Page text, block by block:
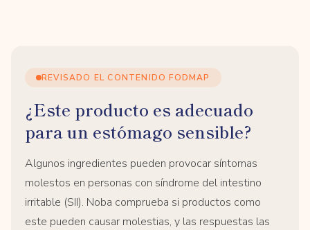
REVISADO EL CONTENIDO FODMAP
¿Este producto es adecuado
para un estómago sensible?
Algunos ingredientes pueden provocar síntomas
molestos en personas con síndrome del intestino
irritable (SII). Noba comprueba si productos como
este pueden causar molestias, y las respuestas las